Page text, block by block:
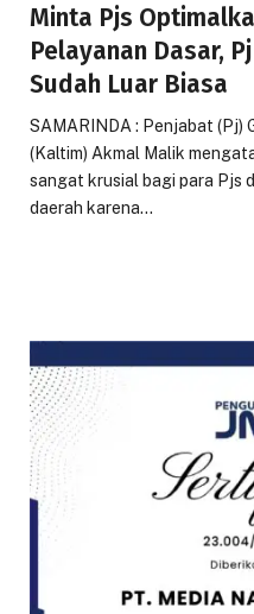
Minta Pjs
Pelayanan Dasar,
Sudah Luar Biasa
SAMARINDA : Penjabat (Pj)
(Kaltim) Akmal Malik
sangat krusial bagi para Pjs
daerah karena…